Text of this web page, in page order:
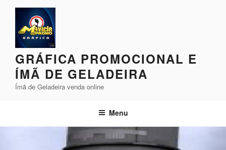
Pular
conteúdo
GRÁFICA PROMOCIONAL E
ÍMÃ DE GELADEIRA
Ímã de Geladeira venda online
Menu